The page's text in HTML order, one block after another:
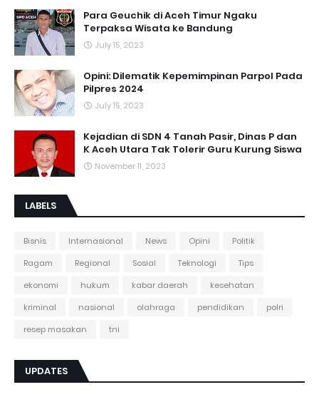
Para Geuchik di Aceh Timur Ngaku
Terpaksa Wisata ke Bandung
July 15, 2023
Opini: Dilematik Kepemimpinan Parpol Pada
Pilpres 2024
July 15, 2023
Kejadian di SDN 4 Tanah Pasir, Dinas P dan
K Aceh Utara Tak Tolerir Guru Kurung Siswa
November 11, 2023
LABELS
Bisnis Internasional News Opini
Politik
Ragam
Regional Sosial Teknologi
Tips
ekonomi
hukum kabar daerah
kesehatan
kriminal
nasional olahraga pendidikan
polri
resep masakan
tni
UPDATES